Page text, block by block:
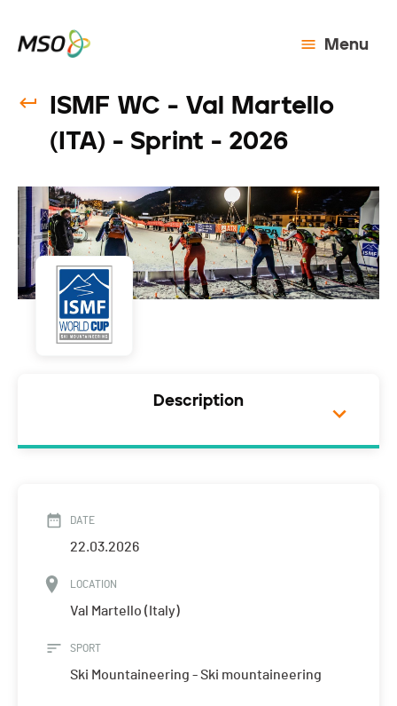
Menu
ISMF WC - Val Martello
(ITA) - Sprint - 2026
Description
DATE
22.03.2026
LOCATION
Val Martello (Italy)
SPORT
Ski Mountaineering - Ski mountaineering